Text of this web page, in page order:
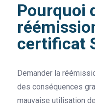
Pourquoi
certificat
Demander la
des conséquences
mauvaise utilisation